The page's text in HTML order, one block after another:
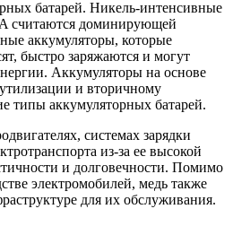
батарей. Никель-интенсивные
считаются доминирующей
аккумуляторы, которые
быстро заряжаются и могут
Аккумуляторы на основе
и вторичному
типы аккумуляторных батарей.
системах зарядки
из-за ее высокой
и долговечности. Помимо
электромобилей, медь также
для их обслуживания.